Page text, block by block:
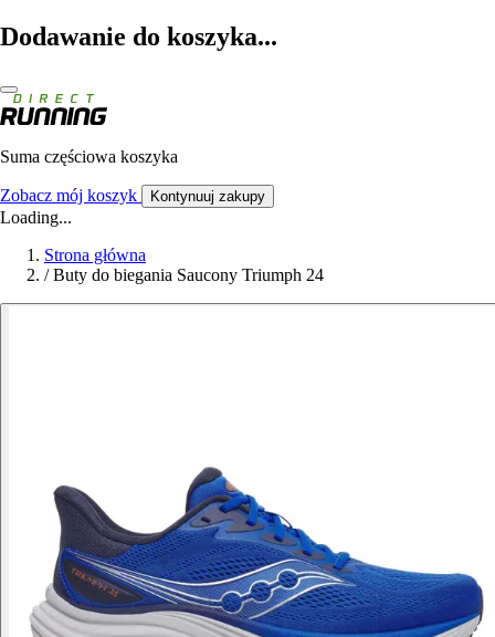
Dodawanie do koszyka...
Suma częściowa koszyka
Zobacz mój koszyk Kontynuuj zakupy
Loading...
Strona główna
/ Buty do biegania Saucony Triumph 24